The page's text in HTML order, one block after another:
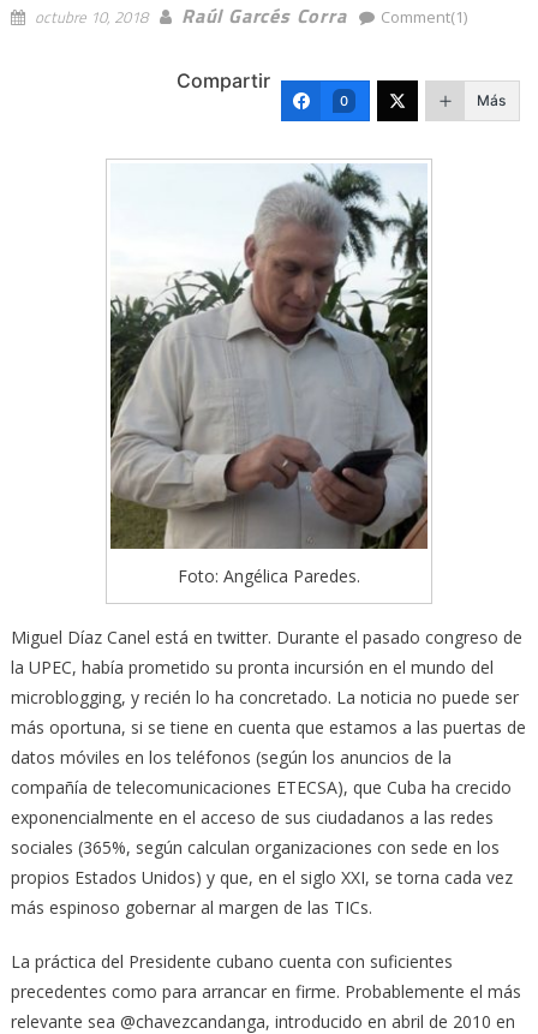
octubre 10, 2018 Raúl Garcés Corra Comment(1)
Compartir
0 Más
Foto: Angélica Paredes.
Miguel Díaz Canel está en twitter. Durante el pasado congreso de
la UPEC, había prometido su pronta incursión en el mundo del
microblogging, y recién lo ha concretado. La noticia no puede ser
más oportuna, si se tiene en cuenta que estamos a las puertas de
datos móviles en los teléfonos (según los anuncios de la
compañía de telecomunicaciones ETECSA), que Cuba ha crecido
exponencialmente en el acceso de sus ciudadanos a las redes
sociales (365%, según calculan organizaciones con sede en los
propios Estados Unidos) y que, en el siglo XXI, se torna cada vez
más espinoso gobernar al margen de las TICs.
La práctica del Presidente cubano cuenta con suficientes
precedentes como para arrancar en firme. Probablemente el más
relevante sea @chavezcandanga, introducido en abril de 2010 en